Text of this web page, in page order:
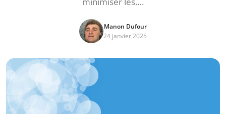
Manon Dufour
24 janvier 2025